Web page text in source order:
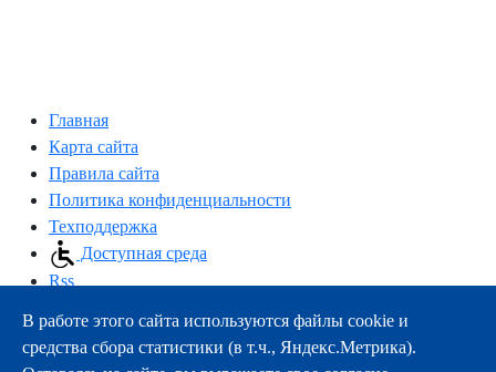
Главная
Карта сайта
Правила сайта
Политика конфиденциальности
Техподдержка
Доступная среда
Rss
163000, г.Архангельск, пр-т Троицкий, 51
тел.:+7 (8182) 21-11-63
В работе этого сайта используются файлы cookie и
средства сбора статистики (в т.ч., Яндекс.Метрика).